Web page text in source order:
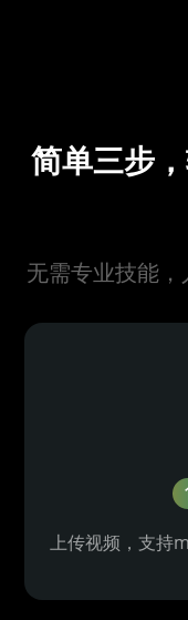
简单三步
无需专业技能
上传视频，支持